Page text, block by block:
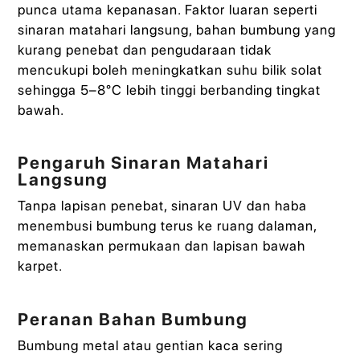
punca utama kepanasan. Faktor luaran seperti
sinaran matahari langsung, bahan bumbung yang
kurang penebat dan pengudaraan tidak
mencukupi boleh meningkatkan suhu bilik solat
sehingga 5–8°C lebih tinggi berbanding tingkat
bawah.
Pengaruh Sinaran Matahari
Langsung
Tanpa lapisan penebat, sinaran UV dan haba
menembusi bumbung terus ke ruang dalaman,
memanaskan permukaan dan lapisan bawah
karpet.
Peranan Bahan Bumbung
Bumbung metal atau gentian kaca sering